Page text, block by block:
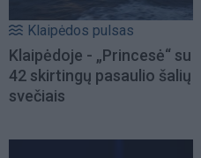
Klaipėdos pulsas
Klaipėdoje - „Princesė“ su
42 skirtingų pasaulio šalių
svečiais